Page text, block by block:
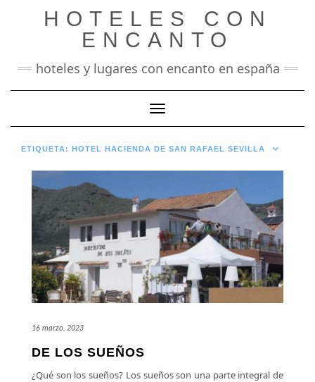
HOTELES CON
ENCANTO
hoteles y lugares con encanto en españa
Cambiar modo de navegación
ETIQUETA: HOTEL HACIENDA DE SAN RAFAEL SEVILLA
16 marzo, 2023
DE LOS SUEÑOS
¿Qué son los sueños? Los sueños son una parte integral de